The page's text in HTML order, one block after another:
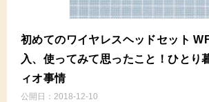
初めてのワイヤレスヘッドセット
入、使ってみて思ったこと！ひとり
ィオ事情
公開日： 2018-12-10